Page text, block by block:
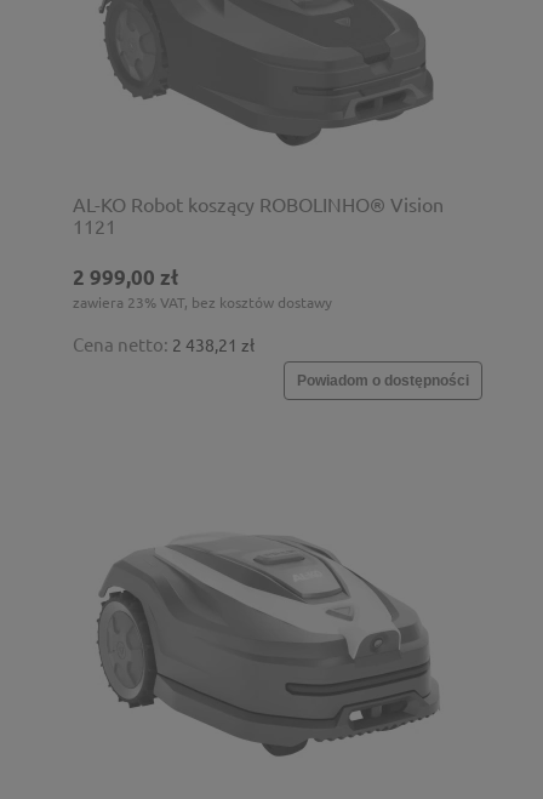
AL-KO Robot koszący ROBOLINHO® Vision
1121
2 999,00 zł
zawiera 23% VAT, bez kosztów dostawy
Cena netto: 2 438,21 zł
Powiadom o dostępności